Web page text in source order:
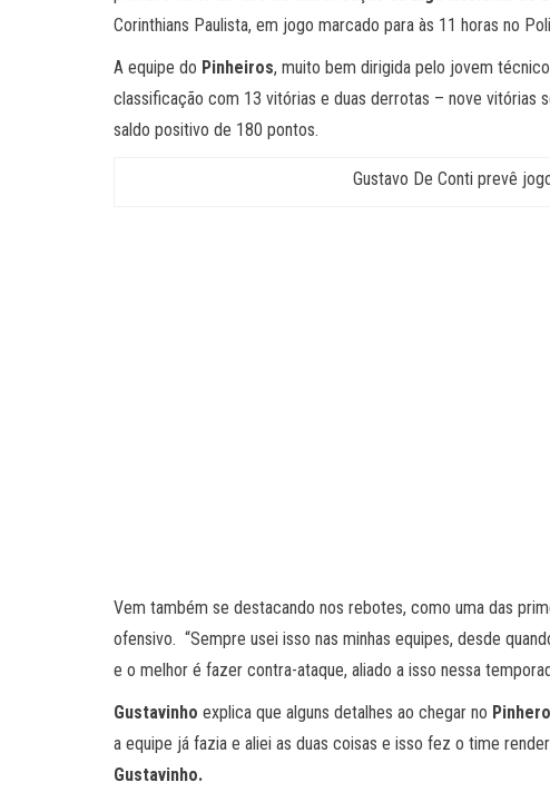
Corinthians Paulista, em jogo marcado para às 11 horas no
A equipe do Pinheiros, muito bem dirigida pelo jovem técnico
classificação com 13 vitórias e duas derrotas – nove vitórias
saldo positivo de 180 pontos.
Gustavo De Conti prevê
Vem também se destacando nos rebotes, como uma das
ofensivo. “Sempre usei isso nas minhas equipes, desde
e o melhor é fazer contra-ataque, aliado a isso nessa
Gustavinho explica que alguns detalhes ao chegar no
a equipe já fazia e aliei as duas coisas e isso fez o time
Gustavinho.